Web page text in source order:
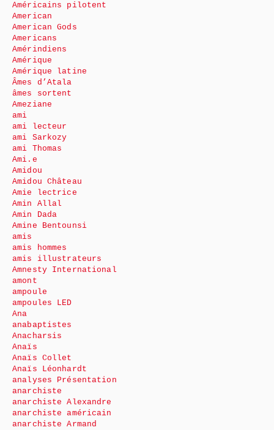
Américains pilotent
American
American Gods
Americans
Amérindiens
Amérique
Amérique latine
Âmes d’Atala
âmes sortent
Ameziane
ami
ami lecteur
ami Sarkozy
ami Thomas
Ami.e
Amidou
Amidou Château
Amie lectrice
Amin Allal
Amin Dada
Amine Bentounsi
amis
amis hommes
amis illustrateurs
Amnesty International
amont
ampoule
ampoules LED
Ana
anabaptistes
Anacharsis
Anaïs
Anaïs Collet
Anaïs Léonhardt
analyses Présentation
anarchiste
anarchiste Alexandre
anarchiste américain
anarchiste Armand